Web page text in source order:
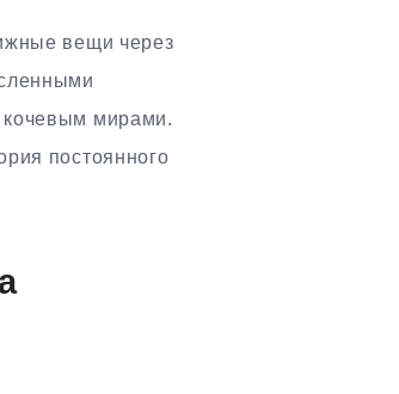
вещи через
кочевым мирами.
постоянного